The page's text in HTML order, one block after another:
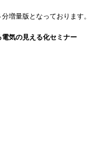
増量版となっております。
気の見える化セミナー